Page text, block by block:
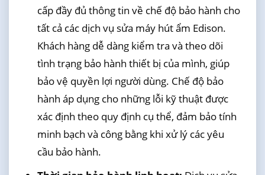
cấp đầy đủ thông tin về chế độ bảo hành cho
tất cả các dịch vụ sửa máy hút ẩm Edison.
Khách hàng dễ dàng kiểm tra và theo dõi
tình trạng bảo hành thiết bị của mình, giúp
bảo vệ quyền lợi người dùng. Chế độ bảo
hành áp dụng cho những lỗi kỹ thuật được
xác định theo quy định cụ thể, đảm bảo tính
minh bạch và công bằng khi xử lý các yêu
cầu bảo hành.